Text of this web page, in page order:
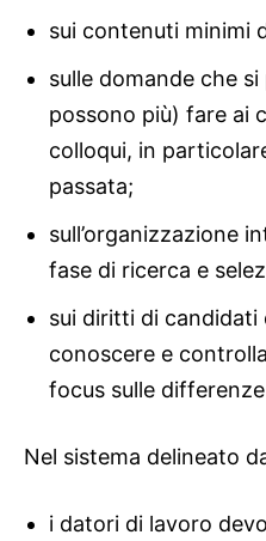
sui contenuti minimi
sulle domande che
possono più) fare ai
colloqui, in
passata;
sull’organizzazione
fase di ricerca e
sui diritti di candidati
conoscere e
focus sulle
Nel sistema delineato
i datori di lavoro